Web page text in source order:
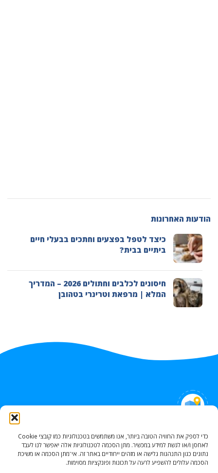
כדי לספק את החוויה הטובה ביותר, אנו משתמשים בטכנולוגיות כמו קובצי Cookie
לאחסן ו/או לגשת למידע במכשיר. מתן הסכמה לטכנולוגיות אלה יאפשר לנו לעבד
נתונים כגון התנהגות גלישה או מזהים ייחודיים באתר זה. אי־מתן הסכמה או משיכת
הסכמה עלולים להשפיע לרעה על תכונות ופונקציות מסוימות.
הודעות האחרונות
כיצד לטפל בפצעים וחתכים בבעלי חיים
ביתיים בבית?
חיסונים לכלבים וחתולים 2026 – המדריך
המלא | מרפאת וטרינרי בטהובן
Portzei Kele Acro 6, Nahariya
HaGdud 22, Akko